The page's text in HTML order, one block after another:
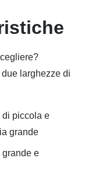
larghezze di
di piccola e
grande
grande e